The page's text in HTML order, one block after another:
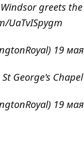
greets
UaTvISpygm
19
George's Chapel
19